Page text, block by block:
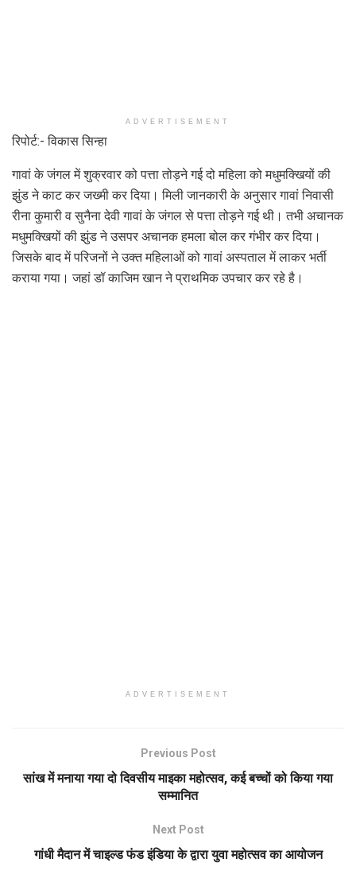
ADVERTISEMENT
रिपोर्ट:- विकास सिन्हा
गावां के जंगल में शुक्रवार को पत्ता तोड़ने गई दो महिला को मधुमक्खियों की
झुंड ने काट कर जख्मी कर दिया। मिली जानकारी के अनुसार गावां निवासी
रीना कुमारी व सुनैना देवी गावां के जंगल से पत्ता तोड़ने गई थी। तभी अचानक
मधुमक्खियों की झुंड ने उसपर अचानक हमला बोल कर गंभीर कर दिया।
जिसके बाद में परिजनों ने उक्त महिलाओं को गावां अस्पताल में लाकर भर्ती
कराया गया। जहां डॉ काजिम खान ने प्राथमिक उपचार कर रहे है।
ADVERTISEMENT
Previous Post
सांख में मनाया गया दो दिवसीय माइका महोत्सव, कई बच्चों को किया गया
सम्मानित
Next Post
गांधी मैदान में चाइल्ड फंड इंडिया के द्वारा युवा महोत्सव का आयोजन